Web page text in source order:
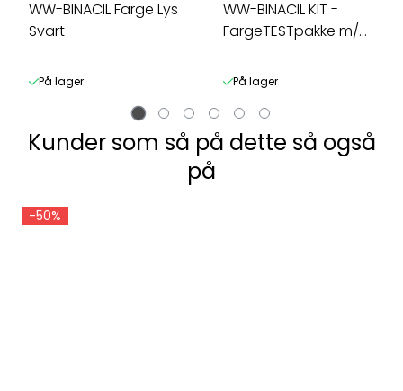
WW-BINACIL Farge Lys
Svart
På lager
WW-BINACIL KIT -
FargeTESTpakke m/2
På lager
Kunder som så på dette så også
på
-50%